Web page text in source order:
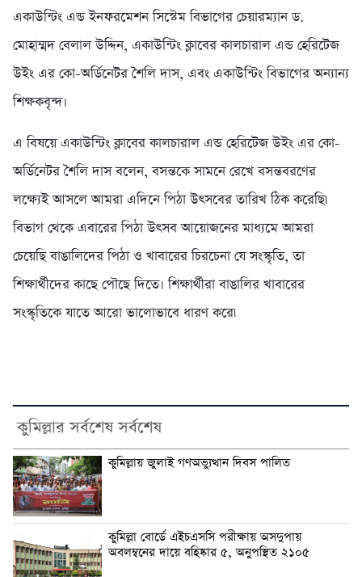
একাউন্টিং এন্ড ইনফরমেশন সিস্টেম বিভাগের চেয়ারম্যান ড.
মোহাম্মদ বেলাল উদ্দিন, একাউন্টিং ক্লাবের কালচারাল এন্ড হেরিটেজ
উইং এর কো-অর্ডিনেটর শৈলি দাস, এবং একাউন্টিং বিভাগের অন্যান্য
শিক্ষকবৃন্দ।
এ বিষয়ে একাউন্টিং ক্লাবের কালচারাল এন্ড হেরিটেজ উইং এর কো-
অর্ডিনেটর শৈলি দাস বলেন, বসন্তকে সামনে রেখে বসন্তবরণের
লক্ষ্যেই আসলে আমরা এদিনে পিঠা উৎসবের তারিখ ঠিক করেছি৷
বিভাগ থেকে এবারের পিঠা উৎসব আয়োজনের মাধ্যমে আমরা
চেয়েছি বাঙালিদের পিঠা ও খাবারের চিরচেনা যে সংস্কৃতি, তা
শিক্ষার্থীদের কাছে পৌছে দিতে। শিক্ষার্থীরা বাঙালির খাবারের
সংস্কৃতিকে যাতে আরো ভালোভাবে ধারণ করে৷
কুমিল্লার সর্বশেষ সর্বশেষ
কুমিল্লায় জুলাই গণঅভ্যুত্থান দিবস পালিত
কুমিল্লা বোর্ডে এইচএসসি পরীক্ষায় অসদুপায়
অবলম্বনের দায়ে বহিষ্কার ৫, অনুপস্থিত ২১০৫